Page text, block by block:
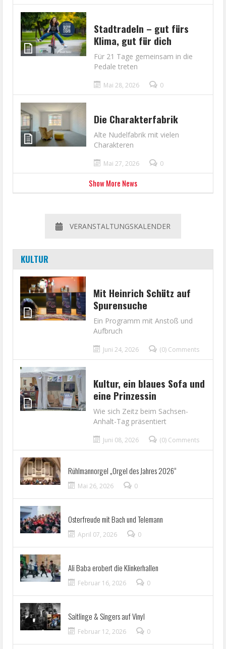
Stadtradeln – gut fürs
Klima, gut für dich
Für 21 Tage gemeinsam in die
Pedale treten
Mai 28, 2026 0
Die Charakterfabrik
Alte Nudelfabrik mit vielen
Charakteren
Mai 27, 2026 0
Show More News
VERANSTALTUNGSKALENDER
KULTUR
Mit Heinrich Schütz auf
Spurensuche
Ein Programm mit Anstoß und
Aufbruch
Juni 24, 2026 (0) Comments
Kultur, ein blaues Sofa und
eine Prinzessin
Wie sich Zeitz beim Sachsen-
Anhalt-Tag präsentiert
Juni 08, 2026 (0) Comments
Rühlmannorgel „Orgel des Jahres 2026“
Mai 26, 2026 0
Osterfreude mit Bach und Telemann
April 07, 2026 0
Ali Baba erobert die Klinkerhallen
Februar 16, 2026 0
Saitlinge & Singers auf Vinyl
Februar 12, 2026 0